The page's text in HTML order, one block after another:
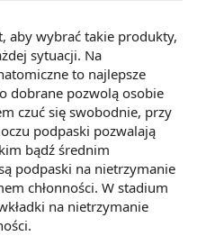
aby wybrać takie produkty,
sytuacji. Na
to najlepsze
dobrane pozwolą osobie
czuć się swobodnie, przy
podpaski pozwalają
bądź średnim
podpaski na nietrzymanie
chłonności. W stadium
na nietrzymanie